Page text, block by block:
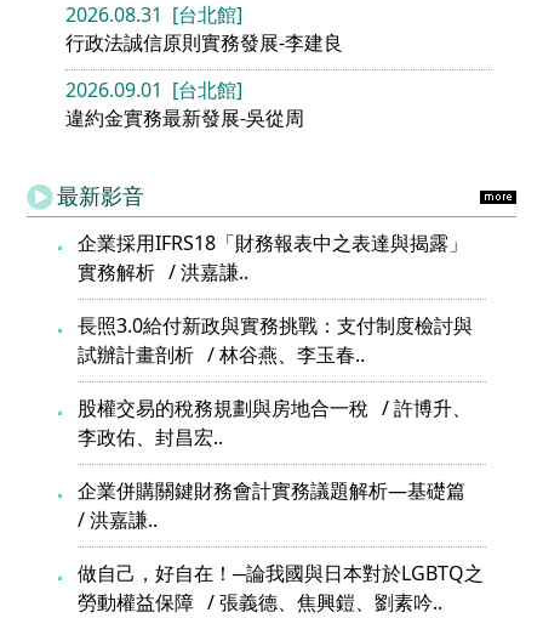
2026.08.31 [台北館]
行政法誠信原則實務發展-李建良
2026.09.01 [台北館]
違約金實務最新發展-吳從周
最新影音
企業採用IFRS18「財務報表中之表達與揭露」
實務解析
洪嘉謙..
長照3.0給付新政與實務挑戰：支付制度檢討與
試辦計畫剖析
林谷燕、李玉春..
股權交易的稅務規劃與房地合一稅
許博升、
李政佑、封昌宏..
企業併購關鍵財務會計實務議題解析—基礎篇
洪嘉謙..
做自己，好自在！─論我國與日本對於LGBTQ之
勞動權益保障
張義德、焦興鎧、劉素吟..